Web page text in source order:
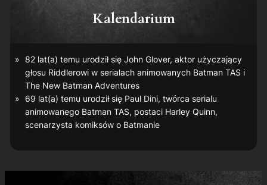
Kalendarium
82 lat(a) temu urodził się John Glover, aktor użyczający
głosu Riddlerowi w serialach animowanych Batman TAS i
The New Batman Adventures
69 lat(a) temu urodził się Paul Dini, twórca serialu
animowanego Batman TAS, postaci Harley Quinn,
scenarzysta komiksów o Batmanie